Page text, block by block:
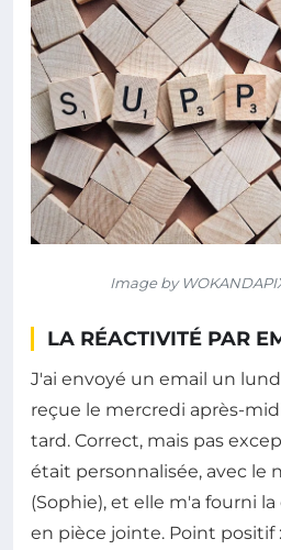
Image by
LA RÉACTIVITÉ PAR
J'ai envoyé un email un
reçue le mercredi après-
tard. Correct, mais pas
était personnalisée, avec le
(Sophie), et elle m'a fourni
en pièce jointe. Point positif